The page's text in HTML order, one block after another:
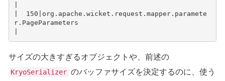
|  150|org.apache.wicket.request.mapper.paramete
r.PageParameters
サイズの大きすぎるオブジェクトや、前述の
KryoSerializer のバッファサイズを決定するのに、使う